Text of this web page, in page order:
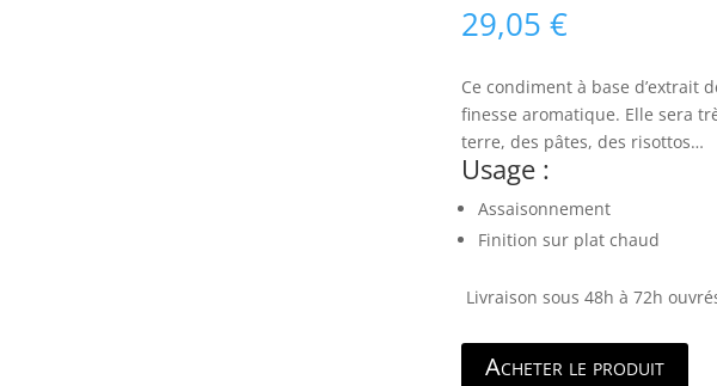
29,05 €
Ce condiment à base d’extrait
finesse aromatique. Elle sera
terre, des pâtes, des risottos…
Usage :
Assaisonnement
Finition sur plat chaud
Livraison sous 48h à 72h
Acheter le produit